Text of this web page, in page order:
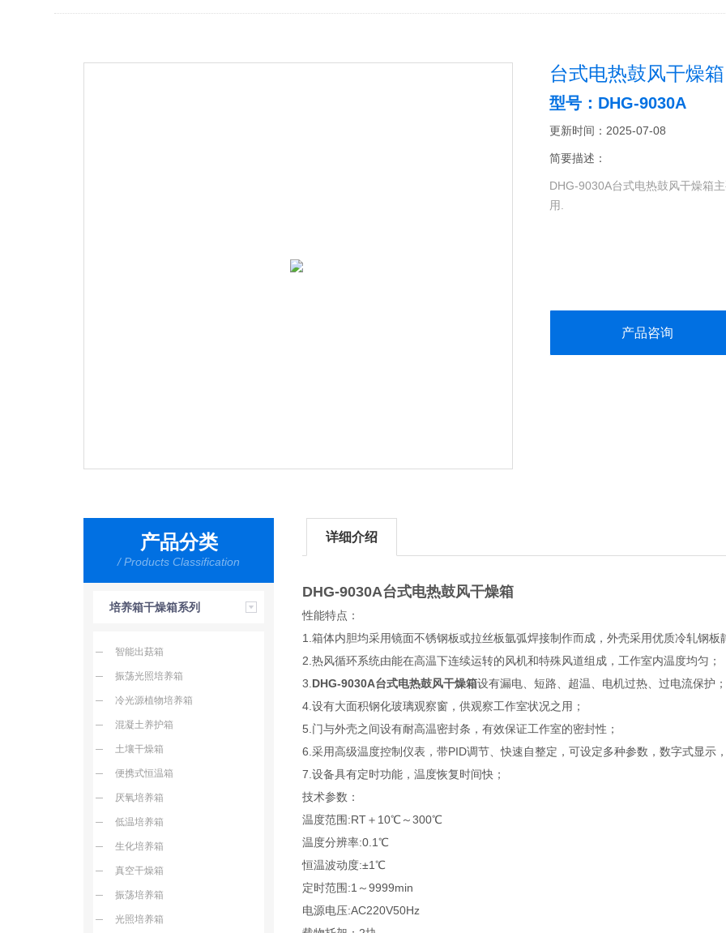
台式电热鼓风干燥箱
型号：DHG-9030A
更新时间：2025-07-08
简要描述：
DHG-9030A台式电热鼓风干燥箱
用.
产品咨询
产品分类
/ Products Classification
培养箱干燥箱系列
智能出菇箱
振荡光照培养箱
冷光源植物培养箱
混凝土养护箱
土壤干燥箱
便携式恒温箱
厌氧培养箱
低温培养箱
生化培养箱
真空干燥箱
振荡培养箱
光照培养箱
详细介绍
DHG-9030A台式电热鼓风干燥箱
性能特点：
1.箱体内胆均采用镜面不锈钢板或拉丝板氩弧焊接制作而成，外壳采用优质冷轧钢板
2.热风循环系统由能在高温下连续运转的风机和特殊风道组成，工作室内温度均匀；
3. DHG-9030A台式电热鼓风干燥箱设有漏电、短路、超温、电机过热、过电流保护；
4.设有大面积钢化玻璃观察窗，供观察工作室状况之用；
5.门与外壳之间设有耐高温密封条，有效保证工作室的密封性；
6.采用高级温度控制仪表，带PID调节、快速自整定，可设定多种参数，数字式显示
7.设备具有定时功能，温度恢复时间快；
技术参数：
温度范围:RT＋10℃～300℃
温度分辨率:0.1℃
恒温波动度:±1℃
定时范围:1～9999min
电源电压:AC220V50Hz